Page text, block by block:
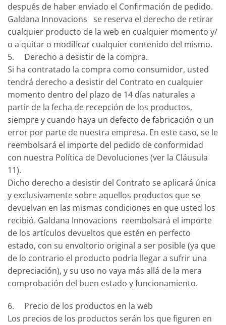
después de haber enviado el Confirmación de pedido.
Galdana Innovacions se reserva el derecho de retirar
cualquier producto de la web en cualquier momento y/
o a quitar o modificar cualquier contenido del mismo.
5. Derecho a desistir de la compra.
Si ha contratado la compra como consumidor, usted
tendrá derecho a desistir del Contrato en cualquier
momento dentro del plazo de 14 días naturales a
partir de la fecha de recepción de los productos,
siempre y cuando haya un defecto de fabricación o un
error por parte de nuestra empresa. En este caso, se le
reembolsará el importe del pedido de conformidad
con nuestra Política de Devoluciones (ver la Cláusula
11).
Dicho derecho a desistir del Contrato se aplicará única
y exclusivamente sobre aquellos productos que se
devuelvan en las mismas condiciones en que usted los
recibió. Galdana Innovacions reembolsará el importe
de los artículos devueltos que estén en perfecto
estado, con su envoltorio original a ser posible (ya que
de lo contrario el producto podría llegar a sufrir una
depreciación), y su uso no vaya más allá de la mera
comprobación del buen estado y funcionamiento.
6. Precio de los productos en la web
Los precios de los productos serán los que figuren en